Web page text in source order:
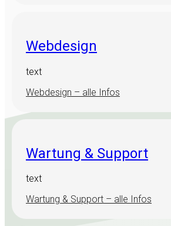
Webdesign
text
Webdesign – alle Infos
Wartung & Support
text
Wartung & Support – alle Infos